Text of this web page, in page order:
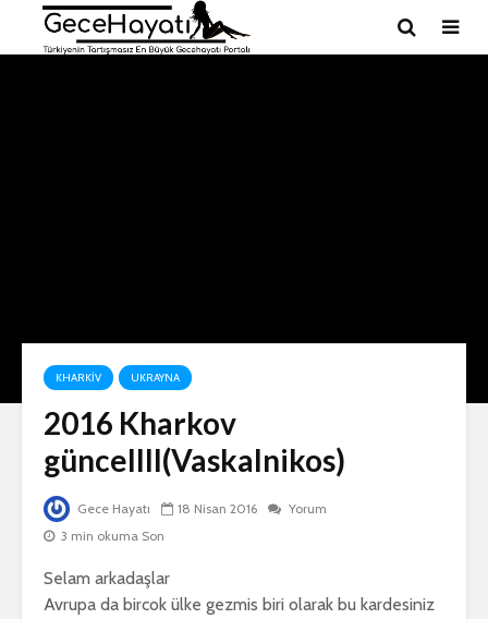
KHARKIV UKRAYNA
2016 Kharkov
güncellll(Vaskalnikos)
Gece Hayatı 18 Nisan 2016
Yorum
3 min okuma Son
Selam arkadaşlar
Avrupa da bircok ülke gezmis biri olarak bu kardesiniz